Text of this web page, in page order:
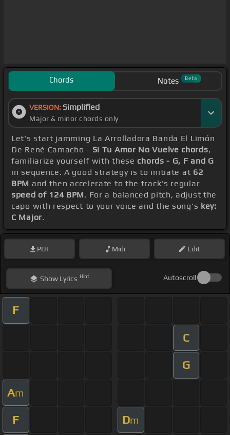
Chords Notes Beta
VERSION: Simplified
Major & minor chords only
Let's start jamming La Arrolladora Banda El Limón
De René Camacho - Si Tu Amor No Vuelve chords,
familiarize yourself with these chords - G, F and G
in sequence. A good strategy is to initiate at 62
BPM and then accelerate to the track's regular
speed of 124 BPM. For a balanced pitch, adjust the
capo with respect to your voice and the song's key:
C Major.
PDF Midi Edit
ShowLyrics Hint Autoscroll
F
C
G
Am
F Dm